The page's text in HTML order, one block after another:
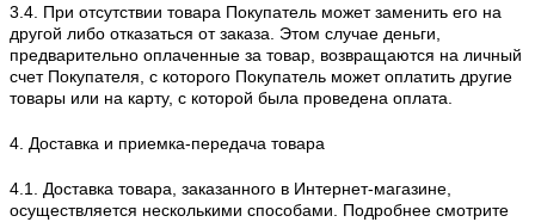
3.4. При отсутствии товара Покупатель может заменить его на
другой либо отказаться от заказа. Этом случае деньги,
предварительно оплаченные за товар, возвращаются на личный
счет Покупателя, с которого Покупатель может оплатить другие
товары или на карту, с которой была проведена оплата.
4. Доставка и приемка-передача товара
4.1. Доставка товара, заказанного в Интернет-магазине,
осуществляется несколькими способами. Подробнее смотрите